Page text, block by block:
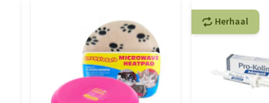
Herhaal